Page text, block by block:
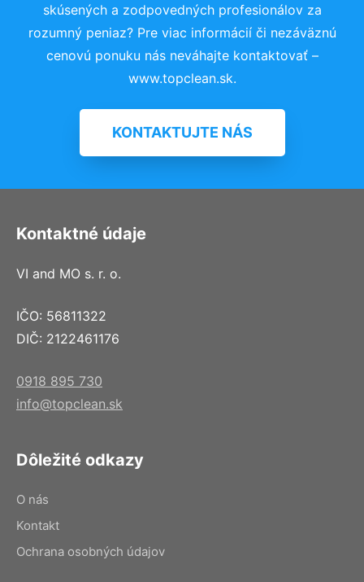
skúsených a zodpovedných profesionálov za
rozumný peniaz? Pre viac informácií či nezáväznú
cenovú ponuku nás neváhajte kontaktovať –
www.topclean.sk.
KONTAKTUJTE NÁS
Kontaktné údaje
VI and MO s. r. o.
IČO: 56811322
DIČ: 2122461176
0918 895 730
info@topclean.sk
Dôležité odkazy
O nás
Kontakt
Ochrana osobných údajov